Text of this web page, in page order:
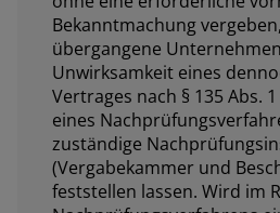
Bekanntmachung
übergangene
Unwirksamkeit eines
Vertrages nach § 135 Abs.
eines
zuständige
(Vergabekammer und
feststellen lassen. Wird im